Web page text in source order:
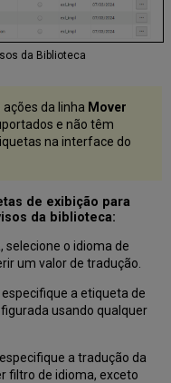
da Biblioteca
ações da linha Mover
e não têm
na interface do
de exibição para
da biblioteca:
selecione o idioma de
um valor de tradução.
especifique a etiqueta de
usando qualquer
a tradução da
filtro de idioma, exceto